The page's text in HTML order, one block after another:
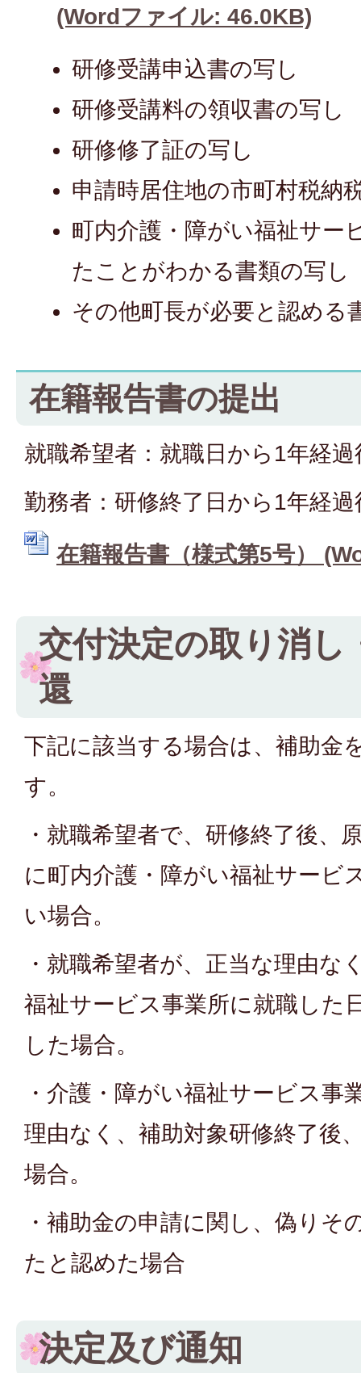
(Wordファイル: 46.0KB)
研修受講申込書の写し
研修受講料の領収書の写し
研修修了証の写し
申請時居住地の市町村税納
町内介護・障がい福祉サー
たことがわかる書類の写し
その他町長が必要と認める
在籍報告書の提出
就職希望者：就職日から1年経
勤務者：研修終了日から1年経
在籍報告書（様式第5号）
交付決定の取り消し
還
下記に該当する場合は、補助金
す。
・就職希望者で、研修終了後、
に町内介護・障がい福祉サービ
い場合。
・就職希望者が、正当な理由な
福祉サービス事業所に就職した
した場合。
・介護・障がい福祉サービス事
理由なく、補助対象研修終了後
場合。
・補助金の申請に関し、偽りそ
たと認めた場合
決定及び通知